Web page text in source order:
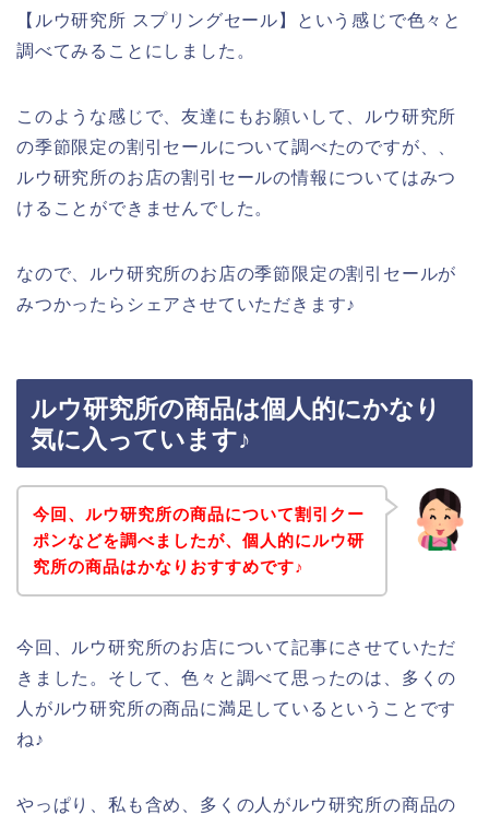
【ルウ研究所 スプリングセール】という感じで色々と
調べてみることにしました。
このような感じで、友達にもお願いして、ルウ研究所
の季節限定の割引セールについて調べたのですが、、
ルウ研究所のお店の割引セールの情報についてはみつ
けることができませんでした。
なので、ルウ研究所のお店の季節限定の割引セールが
みつかったらシェアさせていただきます♪
ルウ研究所の商品は個人的にかなり
気に入っています♪
今回、ルウ研究所の商品について割引クー
ポンなどを調べましたが、個人的にルウ研
究所の商品はかなりおすすめです♪
今回、ルウ研究所のお店について記事にさせていただ
きました。そして、色々と調べて思ったのは、多くの
人がルウ研究所の商品に満足しているということです
ね♪
やっぱり、私も含め、多くの人がルウ研究所の商品の